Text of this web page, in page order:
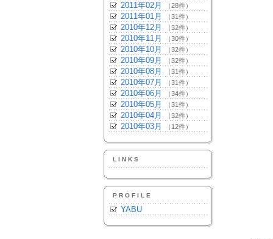
2011年02月 （28件）
2011年01月 （31件）
2010年12月 （32件）
2010年11月 （30件）
2010年10月 （32件）
2010年09月 （32件）
2010年08月 （31件）
2010年07月 （31件）
2010年06月 （34件）
2010年05月 （31件）
2010年04月 （32件）
2010年03月 （12件）
LINKS
PROFILE
YABU